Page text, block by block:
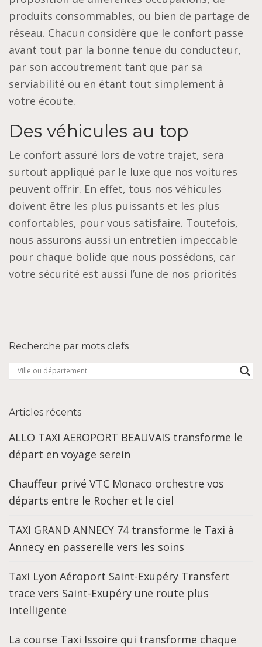
produits consommables, ou bien de partage de
réseau. Chacun considère que le confort passe
avant tout par la bonne tenue du conducteur,
par son accoutrement tant que par sa
serviabilité ou en étant tout simplement à
votre écoute.
Des véhicules au top
Le confort assuré lors de votre trajet, sera
surtout appliqué par le luxe que nos voitures
peuvent offrir. En effet, tous nos véhicules
doivent être les plus puissants et les plus
confortables, pour vous satisfaire. Toutefois,
nous assurons aussi un entretien impeccable
pour chaque bolide que nous possédons, car
votre sécurité est aussi l’une de nos priorités
Recherche par mots clefs
Articles récents
ALLO TAXI AEROPORT BEAUVAIS transforme le
départ en voyage serein
Chauffeur privé VTC Monaco orchestre vos
départs entre le Rocher et le ciel
TAXI GRAND ANNECY 74 transforme le Taxi à
Annecy en passerelle vers les soins
Taxi Lyon Aéroport Saint-Exupéry Transfert
trace vers Saint-Exupéry une route plus
intelligente
La course Taxi Issoire qui transforme chaque